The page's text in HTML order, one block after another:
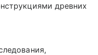
древних